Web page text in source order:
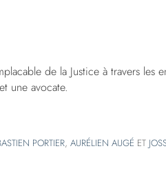
de la Justice à travers
une avocate.
PORTIER, AURÉLIEN AUGÉ ET